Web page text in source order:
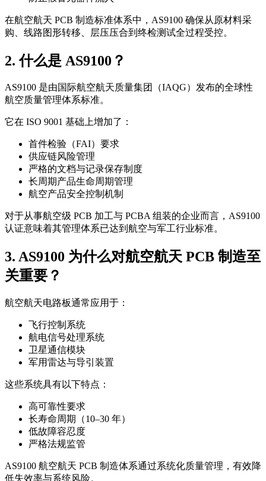
在航空航天 PCB 制造标准体系中，AS9100 确保从原材料采
购、线路图形转移、层压压合到终检测试全过程受控。
2. 什么是 AS9100？
AS9100 是由国际航空航天质量集团（IAQG）发布的全球性
航空质量管理体系标准。
它在 ISO 9001 基础上增加了：
首件检验（FAI）要求
供应链风险管理
严格的文档与记录保存制度
长周期产品生命周期管理
航空产品安全控制机制
对于从事航空级 PCB 加工与 PCBA 组装的企业而言，AS9100
认证意味着其管理体系已达到航空与军工行业标准。
3. AS9100 为什么对航空航天 PCB 制造至
关重要？
航空航天电路板通常应用于：
飞行控制系统
航电信号处理系统
卫星通信模块
军用雷达与导引装置
这些系统具有以下特点：
高可靠性要求
长寿命周期（10–30 年）
低故障容忍度
严格法规监管
AS9100 航空航天 PCB 制造体系通过系统化质量管理，有效降
低失效率与系统风险。